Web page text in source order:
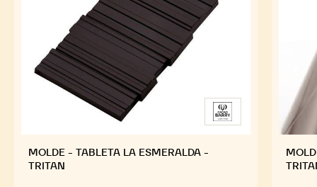
MOLDE - TABLETA LA ESMERALDA -
TRITAN